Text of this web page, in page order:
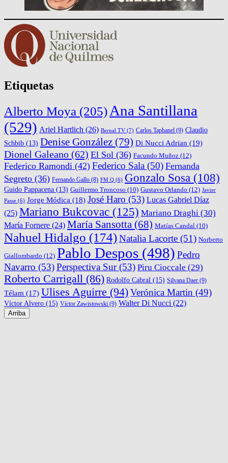
Etiquetas
Alberto Moya (205)Ana Santillana
(529) Ariel Hartlich (26) Bernal TV (7) Carlos Taphanel (9) Claudio
Schbib (13) Denise González (79) Di Nucci Adrian (19)
Dionel Galeano (62) El Sol (36) Facundo Muñoz (12)
Federico Ramondi (42) Federico Sala (50) Fernanda
Segreto (36) Fernando Gallo (8) FM Q (6) Gonzalo Sosa (108)
Guido Pappacena (13) Guillermo Troncoso (10) Gustavo Orlando (12) Javier
Passe (6) Jorge Módica (18) José Haro (53) Lucas Gabriel Díaz
(25) Mariano Bukcovac (125) Mariano Draghi (30)
María Fornere (24) María Sansotta (68) Matías Candal (10)
Nahuel Hidalgo (174)Natalia Lacorte (51) Norberto
Giallombardo (12) Pablo Despos (498) Pedro
Navarro (53)Perspectiva Sur(53) Piru Cioccale (29)
Roberto Carrigall (86) Rodolfo Cabral (15) Silvana Daer (9)
Télam (17) Ulises Aguirre (94)Verónica Martin (49)
Víctor Alvero (15) Víctor Zawistowski (9) Walter Di Nucci (22)
Arriba